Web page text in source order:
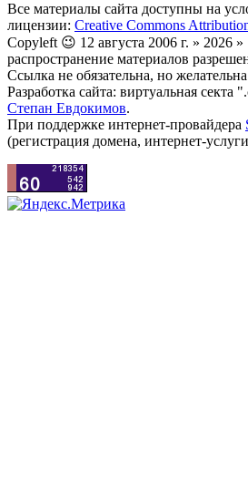
Все материалы сайта доступны на
лицензии: Creative Commons
Copyleft 😉 12 августа 2006 г. » 2026
распространение материалов
Ссылка не обязательна, но
Разработка сайта: виртуальная секта
Степан Евдокимов.
При поддержке интернет-провайдера
(регистрация домена, интернет-